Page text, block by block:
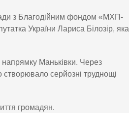
з Благодійним фондом «МХП-
України Лариса Білозір, яка
Маньківки. Через
створювало серйозні труднощі
громадян.